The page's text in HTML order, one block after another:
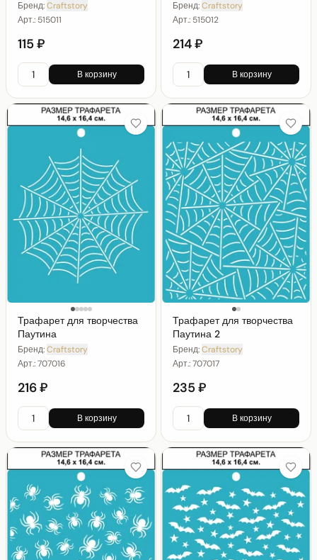
Бренд:Craftstory
Арт.: 515011
115 ₽
В корзину
Бренд:Craftstory
Арт.: 515012
214 ₽
В корзину
Трафарет для творчества
Паутина
Бренд:Craftstory
Арт.:707016
216 ₽
В корзину
Трафарет для творчества
Паутина 2
Бренд:Craftstory
Арт.:707017
235 ₽
В корзину